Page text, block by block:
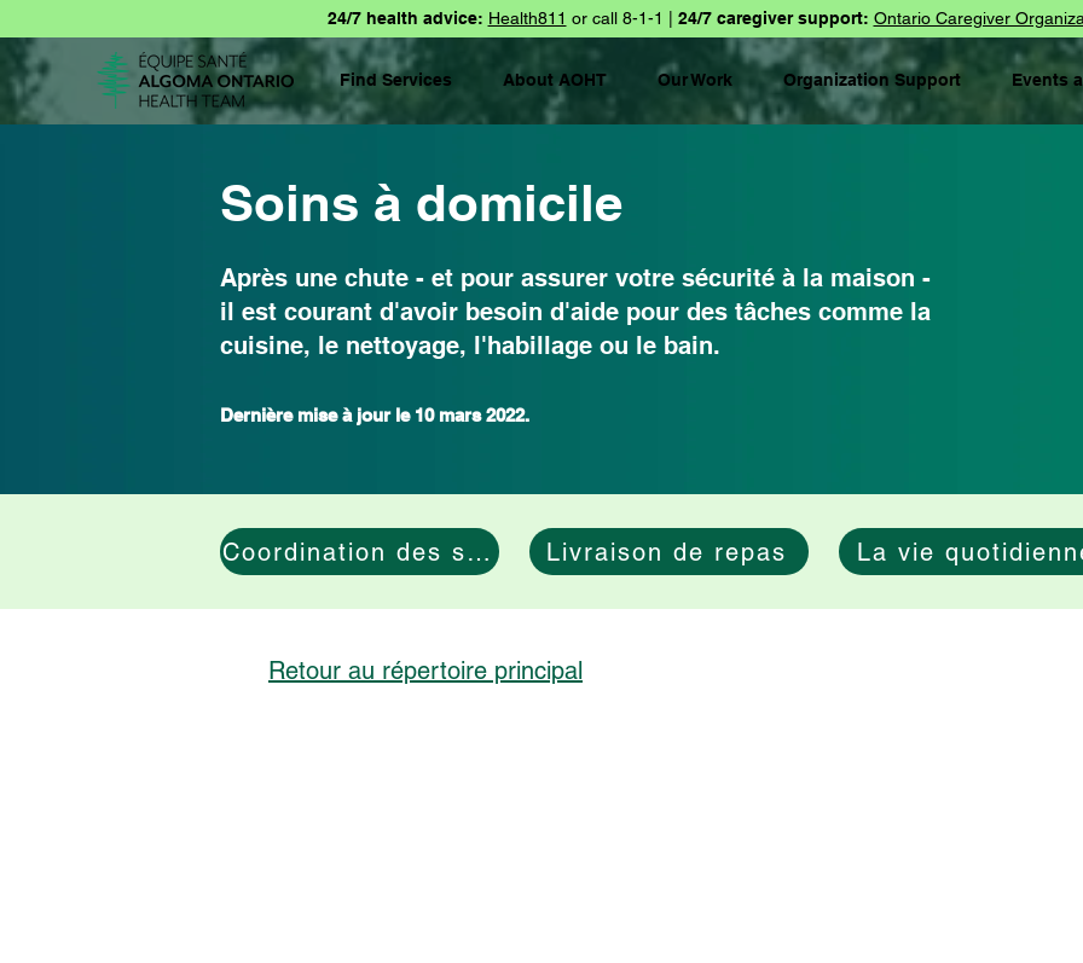
24/7 health advice: Health811 or call 8-1-1 | 24/7 caregiver support: Ontario Caregiver
Find Services About AOHT Our Work Organization Support Events
Soins à domicile
Après une chute - et pour assurer votre sécurité à la maison -
il est courant d'avoir besoin d'aide pour des tâches comme la
cuisine, le nettoyage, l'habillage ou le bain.
Dernière mise à jour le 10 mars 2022.
Coordination des soins Livraison de repas La vie
Retour au répertoire principal